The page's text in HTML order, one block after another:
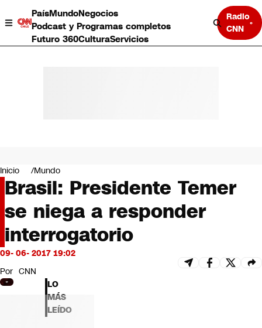
PaísMundoNegocios
Podcast y Programas completos
Futuro 360CulturaServicios
Radio
CNN
Negocios
Deportes
Programas completos
Cultura
Servicios
Bits
CNN tiempo
Futuro 360
Opinión
Inicio Mundo
Brasil: Presidente Temer
se niega a responder
interrogatorio
09- 06- 2017 19:02
Por CNN
LO
MÁS
LEÍDO